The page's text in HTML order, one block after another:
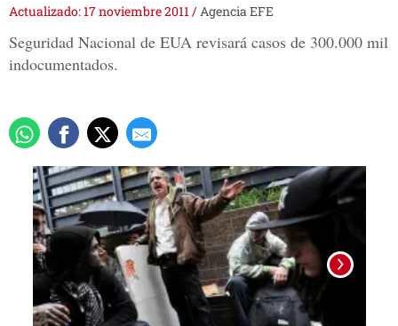
Actualizado: 17 noviembre 2011/Agencia EFE
Seguridad Nacional de EUA revisará casos de 300.000 mil
indocumentados.